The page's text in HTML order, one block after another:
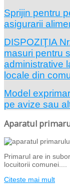
Sprijin pentru
asigurarii
DISPOZIŢIA
masuri pentru
administrative
locale din
Model
pe avize sau
Aparatul
Primarul are in
locuitorii comunei....
Citeste mai mult